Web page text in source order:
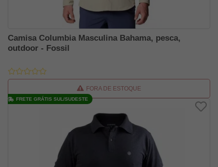
Camisa Columbia Masculina Bahama, pesca,
outdoor - Fossil
FORA DE ESTOQUE
FRETE GRÁTIS SUL/SUDESTE